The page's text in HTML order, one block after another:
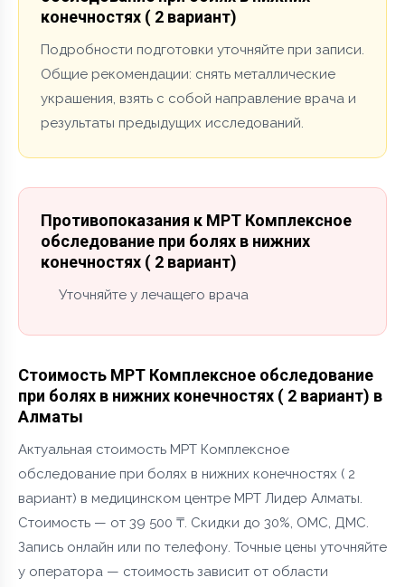
конечностях ( 2 вариант)
Подробности подготовки уточняйте при записи.
Общие рекомендации: снять металлические
украшения, взять с собой направление врача и
результаты предыдущих исследований.
Противопоказания к МРТ Комплексное
обследование при болях в нижних
конечностях ( 2 вариант)
Уточняйте у лечащего врача
Стоимость МРТ Комплексное обследование
при болях в нижних конечностях ( 2 вариант) в
Алматы
Актуальная стоимость МРТ Комплексное
обследование при болях в нижних конечностях ( 2
вариант) в медицинском центре МРТ Лидер Алматы.
Стоимость — от 39 500 ₸. Скидки до 30%, ОМС, ДМС.
Запись онлайн или по телефону. Точные цены уточняйте
у оператора — стоимость зависит от области